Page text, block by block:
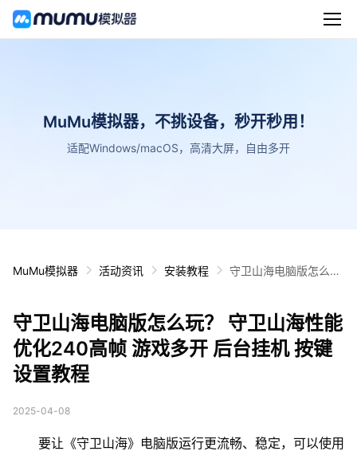
MuMu模拟器，不挑设备，秒开秒用！
适配Windows/macOS，高清大屏，自由多开
MuMu模拟器 活动资讯 安装教程
守卫山海电脑版怎么
台挂机 按键设置教程
守卫山海电脑版怎么玩？ 守卫山海性能
优化240高帧 游戏多开 后台挂机 按键
设置教程
2025-04-08
要让《守卫山海》电脑版运行更流畅、稳定，可以使用